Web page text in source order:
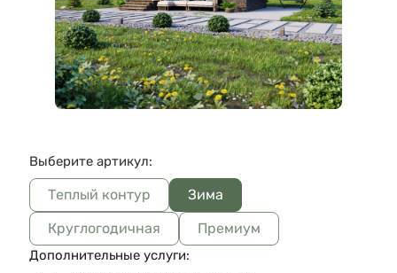
Выберите артикул:
Теплый контур
Зима
Круглогодичная
Премиум
Дополнительные услуги: